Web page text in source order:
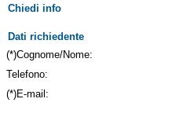
Chiedi info
Dati richiedente
(*)Cognome/Nome:
Telefono:
(*)E-mail: